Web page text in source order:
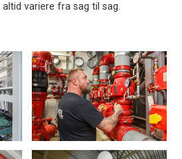
variere fra sag til sag.